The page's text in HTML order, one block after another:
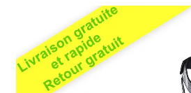
Ensembles de Sauvetage et de Survie
Vente en gros
Des articles